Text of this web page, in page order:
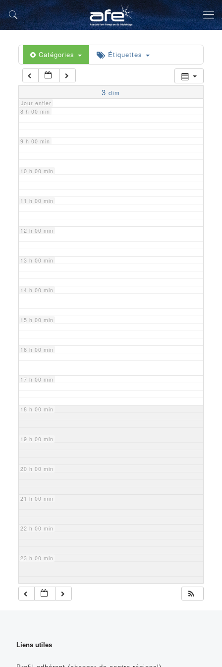
Catégories Étiquettes
3 dim
Jour entier
5 h 00 min
6 h 00 min
7 h 00 min
8 h 00 min
9 h 00 min
10 h 00 min
11 h 00 min
12 h 00 min
13 h 00 min
14 h 00 min
15 h 00 min
16 h 00 min
17 h 00 min
18 h 00 min
19 h 00 min
20 h 00 min
21 h 00 min
22 h 00 min
23 h 00 min
Liens utiles